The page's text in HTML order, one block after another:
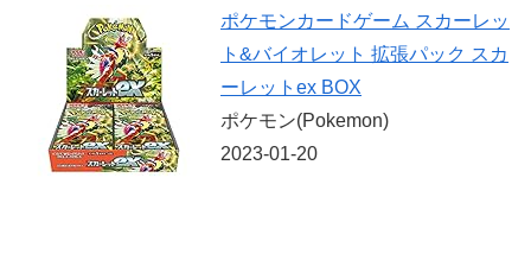
ポケモンカードゲーム スカーレッ
ト&バイオレット 拡張パック スカ
ーレットex BOX
ポケモン(Pokemon)
2023-01-20